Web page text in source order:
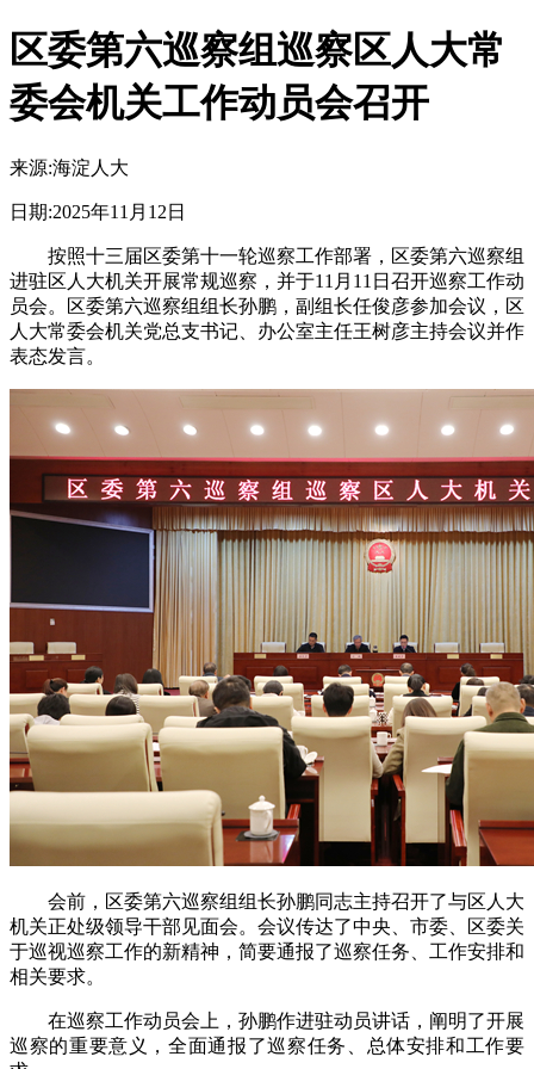
区委第六巡察组巡察区人大常
委会机关工作动员会召开
来源:海淀人大
日期:2025年11月12日
按照十三届区委第十一轮巡察工作部署，区委第六巡察组
进驻区人大机关开展常规巡察，并于11月11日召开巡察工作动
员会。区委第六巡察组组长孙鹏，副组长任俊彦参加会议，区
人大常委会机关党总支书记、办公室主任王树彦主持会议并作
表态发言。
会前，区委第六巡察组组长孙鹏同志主持召开了与区人大
机关正处级领导干部见面会。会议传达了中央、市委、区委关
于巡视巡察工作的新精神，简要通报了巡察任务、工作安排和
相关要求。
在巡察工作动员会上，孙鹏作进驻动员讲话，阐明了开展
巡察的重要意义，全面通报了巡察任务、总体安排和工作要